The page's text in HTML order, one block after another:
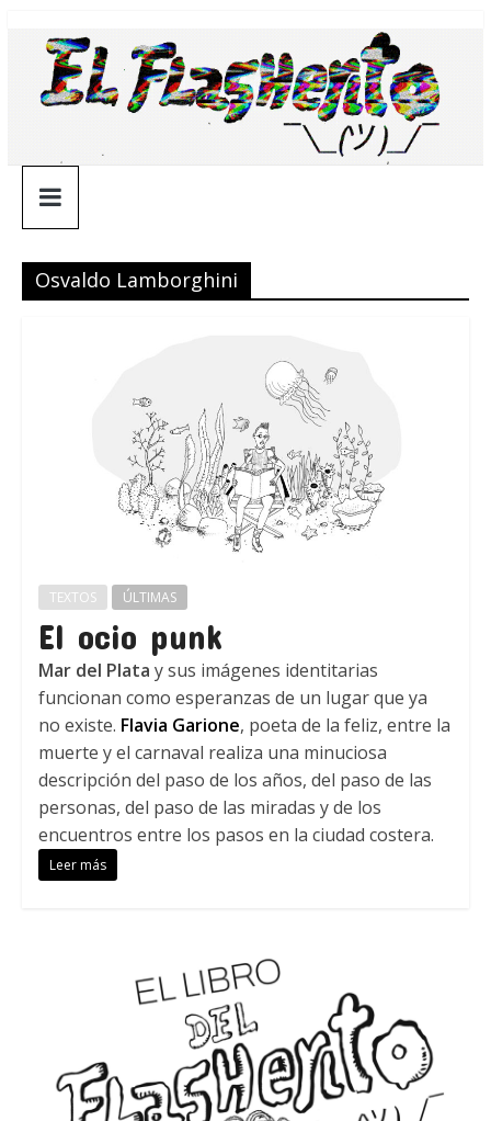
contenido
¯\_(ツ)_/
¯
Osvaldo Lamborghini
TEXTOS ÚLTIMAS
El ocio punk
Mar del Plata y sus imágenes identitarias
funcionan como esperanzas de un lugar que ya
no existe. Flavia Garione, poeta de la feliz, entre la
muerte y el carnaval realiza una minuciosa
descripción del paso de los años, del paso de las
personas, del paso de las miradas y de los
encuentros entre los pasos en la ciudad costera.
Leer más